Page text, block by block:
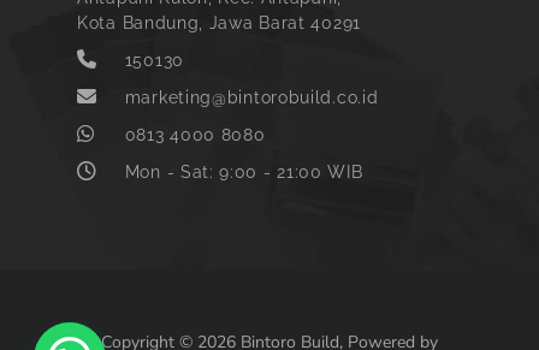
Kota Bandung, Jawa Barat 40291
150130
marketing@bintorobuild.co.id
0813 4000 8080
Mon - Sat: 9:00 - 21:00 WIB
Copyright © 2026 Bintoro Build, Powered by